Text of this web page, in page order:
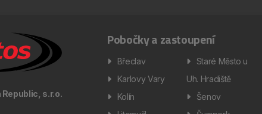
Republic, s.r.o.
Pobočky a zastoupení
Břeclav
Karlovy Vary
Kolín
Staré Město u
Uh. Hradiště
Šenov